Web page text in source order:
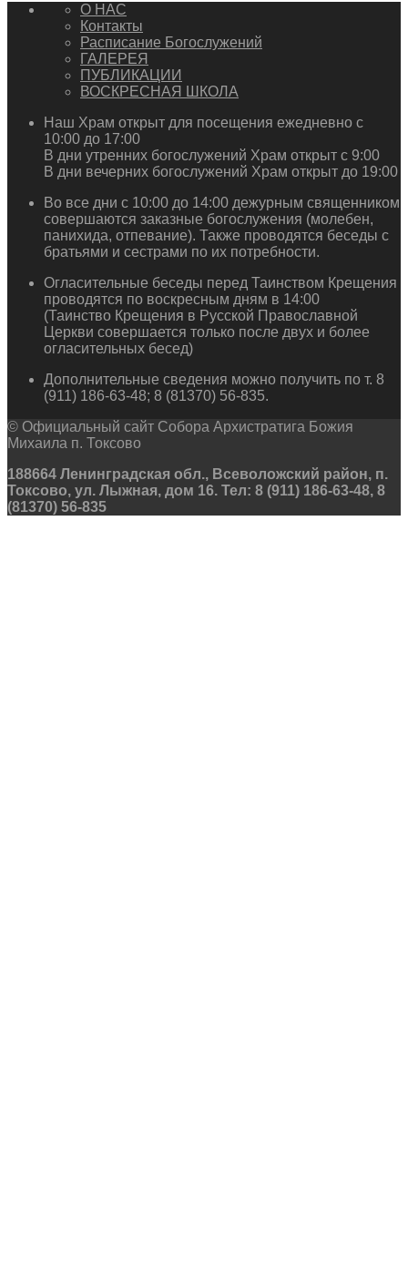
О НАС
Контакты
Расписание Богослужений
ГАЛЕРЕЯ
ПУБЛИКАЦИИ
ВОСКРЕСНАЯ ШКОЛА
Наш Храм открыт для посещения ежедневно с
10:00 до 17:00
В дни утренних богослужений Храм открыт с 9:00
В дни вечерних богослужений Храм открыт до 19:00
Во все дни с 10:00 до 14:00 дежурным священником
совершаются заказные богослужения (молебен,
панихида, отпевание). Также проводятся беседы с
братьями и сестрами по их потребности.
Огласительные беседы перед Таинством Крещения
проводятся по воскресным дням в 14:00
(Таинство Крещения в Русской Православной
Церкви совершается только после двух и более
огласительных бесед)
Дополнительные сведения можно получить по т. 8
(911) 186-63-48; 8 (81370) 56-835.
© Официальный сайт Собора Архистратига Божия
Михаила п. Токсово
188664 Ленинградская обл., Всеволожский район, п.
Токсово, ул. Лыжная, дом 16. Тел: 8 (911) 186-63-48, 8
(81370) 56-835